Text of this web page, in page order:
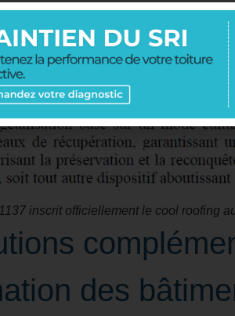
inscrit officiellement le cool roofing
des